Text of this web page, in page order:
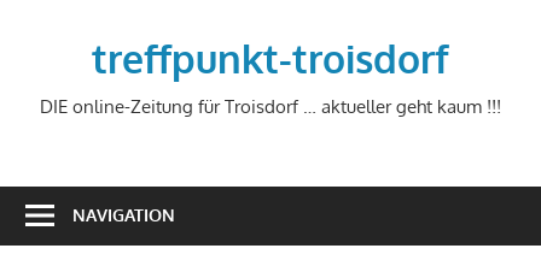
treffpunkt-troisdorf
DIE online-Zeitung für Troisdorf … aktueller geht kaum !!!
NAVIGATION